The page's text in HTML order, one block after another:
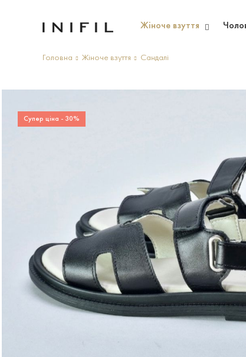
Жіноче взуття
Головна Жіноче взуття Сандалі
Супер ціна - 30%